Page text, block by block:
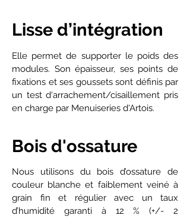
Elle permet de supporter le poids des
modules. Son épaisseur, ses points de
fixations et ses goussets sont définis par
un test d'arrachement/cisaillement pris
en charge par Menuiseries d'Artois.
Nous utilisons du bois d’ossature de
couleur blanche et faiblement veiné à
grain fin et régulier avec un taux
d’humidité garanti à 12 % (+/- 2
Lisse d’intégration
Bois d'ossature